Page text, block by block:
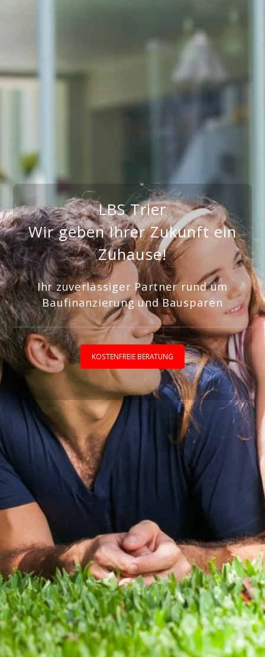
LBS Trier
Wir geben Ihrer Zukunft ein
Zuhause!
Ihr zuverlässiger Partner rund um
Baufinanzierung und Bausparen
KOSTENFREIE BERATUNG